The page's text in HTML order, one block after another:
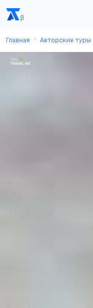
Главная Авторские туры